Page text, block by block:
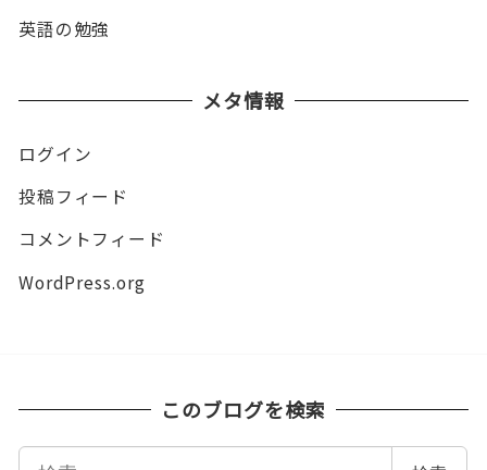
英語の勉強
メタ情報
ログイン
投稿フィード
コメントフィード
WordPress.org
このブログを検索